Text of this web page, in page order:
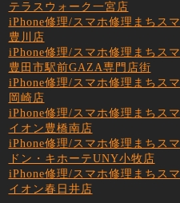
テラスウォーク一宮店
iPhone修理/スマホ修理まちスマ
豊川店
iPhone修理/スマホ修理まちスマ
豊田市駅前GAZA専門店街
iPhone修理/スマホ修理まちスマ
岡崎店
iPhone修理/スマホ修理まちスマ
イオン豊橋南店
iPhone修理/スマホ修理まちスマ
ドン・キホーテUNY小牧店
iPhone修理/スマホ修理まちスマ
イオン春日井店